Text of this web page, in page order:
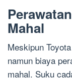
Mahal
Meskipun
namun biaya
mahal. Suku